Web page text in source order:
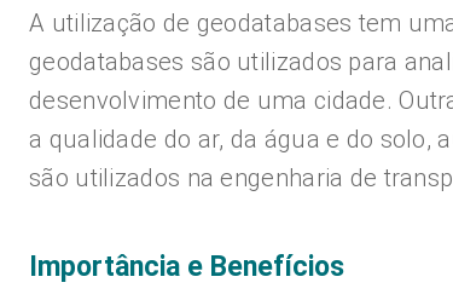
A utilização de geodatabases tem
geodatabases são utilizados para
desenvolvimento de uma cidade.
a qualidade do ar, da água e do solo,
são utilizados na engenharia de
Importância e Benefícios